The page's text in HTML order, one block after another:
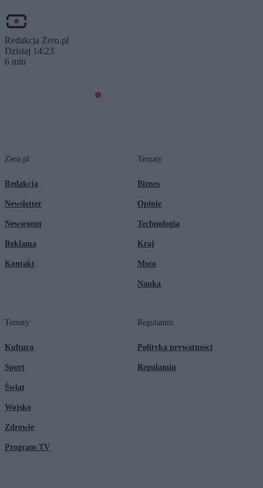
Redakcja Zero.pl
Dzisiaj 14:23
6 min
Zero.pl
Redakcja
Newsletter
Newsroom
Reklama
Kontakt
Tematy
Biznes
Opinie
Technologia
Kraj
Moto
Nauka
Tematy
Kultura
Sport
Świat
Wojsko
Zdrowie
Program TV
Regulamin
Polityka prywatności
Regulamin